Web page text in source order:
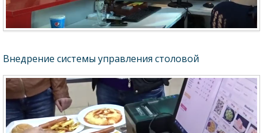
Внедрение системы управления столовой